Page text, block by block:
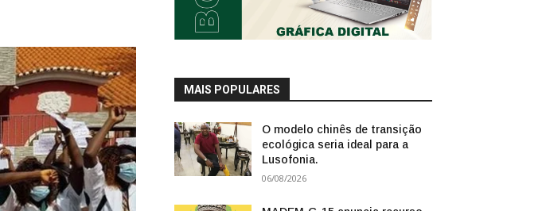
MAIS POPULARES
O modelo chinês de transição
ecológica seria ideal para a
Lusofonia.
06/08/2026